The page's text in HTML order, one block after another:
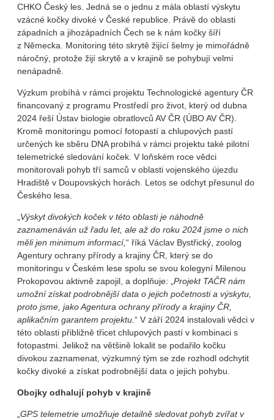
CHKO Český les. Jedná se o jednu z mála oblastí výskytu
vzácné kočky divoké v České republice. Právě do oblasti
západních a jihozápadních Čech se k nám kočky šíří
z Německa. Monitoring této skrytě žijící šelmy je mimořádně
náročný, protože žijí skrytě a v krajině se pohybují velmi
nenápadně.
Výzkum probíhá v rámci projektu Technologické agentury ČR
financovaný z programu Prostředí pro život, který od dubna
2024 řeší Ústav biologie obratlovců AV ČR (ÚBO AV ČR).
Kromě monitoringu pomocí fotopastí a chlupových pastí
určených ke sběru DNA probíhá v rámci projektu také pilotní
telemetrické sledování koček. V loňském roce vědci
monitorovali pohyb tří samců v oblasti vojenského újezdu
Hradiště v Doupovských horách. Letos se odchyt přesunul do
Českého lesa.
„Výskyt divokých koček v této oblasti je náhodně
zaznamenáván už řadu let, ale až do roku 2024 jsme o nich
měli jen minimum informací,“ říká Václav Bystřický, zoolog
Agentury ochrany přírody a krajiny ČR, který se do
monitoringu v Českém lese spolu se svou kolegyní Milenou
Prokopovou aktivně zapojil, a doplňuje: „Projekt TAČR nám
umožní získat podrobnější data o jejich početnosti a výskytu,
proto jsme, jako Agentura ochrany přírody a krajiny ČR,
aplikačním garantem projektu.“ V září 2024 instalovali vědci v
této oblasti přibližně třicet chlupových pastí v kombinaci s
fotopastmi. Jelikož na většině lokalit se podařilo kočku
divokou zaznamenat, výzkumný tým se zde rozhodl odchytit
kočky divoké a získat podrobnější data o jejich pohybu.
Obojky odhalují pohyb v krajině
„GPS telemetrie umožňuje detailně sledovat pohyb zvířat v